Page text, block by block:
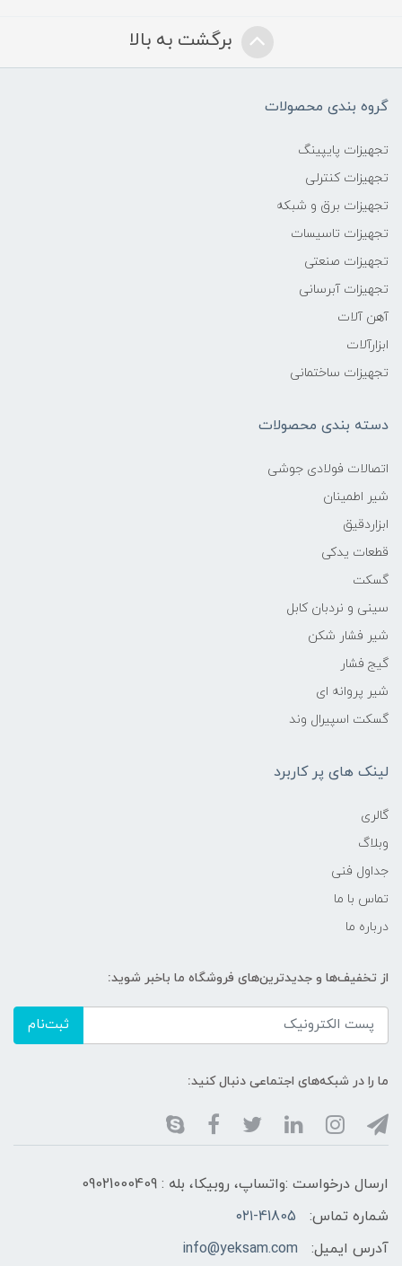
برگشت به بالا
گروه بندی محصولات
تجهیزات پایپینگ
تجهیزات کنترلی
تجهیزات برق و شبکه
تجهیزات تاسیسات
تجهیزات صنعتی
تجهیزات آبرسانی
آهن آلات
ابزارآلات
تجهیزات ساختمانی
دسته بندی محصولات
اتصالات فولادی جوشی
شیر اطمینان
ابزاردقیق
قطعات یدکی
گسکت
سینی و نردبان کابل
شیر فشار شکن
گیج فشار
شیر پروانه ای
گسکت اسپیرال وند
لینک های پر کاربرد
گالری
وبلاگ
جداول فنی
تماس با ما
درباره ما
از تخفیف‌ها و جدیدترین‌های فروشگاه ما باخبر شوید:
ثبت‌نام
ما را در شبکه‌های اجتماعی دنبال کنید:
ارسال درخواست :واتساپ، روبیکا، بله : 09021000409
شماره تماس:
۰۲۱-41805
آدرس ایمیل:
info@yeksam.com